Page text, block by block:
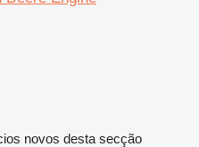
novos desta secção